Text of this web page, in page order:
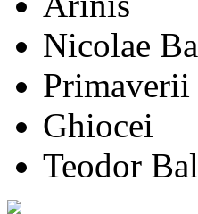
Nicolae
Primaverii
Ghiocei
Teodor